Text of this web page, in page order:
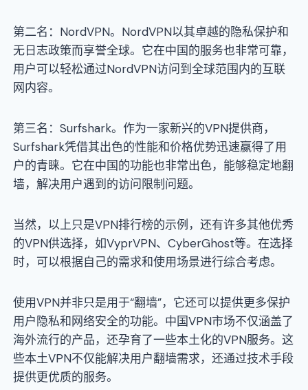
第二名：NordVPN。NordVPN以其卓越的隐私保护和
无日志政策而享誉全球。它在中国的服务也非常可靠，
用户可以轻松通过NordVPN访问到全球范围内的互联
网内容。
第三名：Surfshark。作为一家新兴的VPN提供商，
Surfshark凭借其出色的性能和价格优势迅速赢得了用
户的青睐。它在中国的功能也非常出色，能够稳定地翻
墙，解决用户遇到的访问限制问题。
当然，以上只是VPN排行榜的示例，还有许多其他优秀
的VPN供选择，如VyprVPN、CyberGhost等。在选择
时，可以根据自己的需求和使用场景进行综合考虑。
使用VPN并非只是用于“翻墙”，它还可以提供更多保护
用户隐私和网络安全的功能。中国VPN市场不仅涵盖了
海外流行的产品，还孕育了一些本土化的VPN服务。这
些本土VPN不仅能解决用户翻墙需求，还通过技术手段
提供更优质的服务。